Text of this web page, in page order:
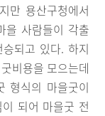
만 용산구청에서
을 사람들이 각출
되고 있다. 하지
비용을 모으는데
형식의 마을굿이
되어 마을굿 전